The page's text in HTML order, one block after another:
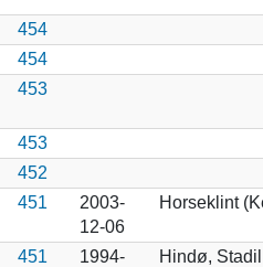
454
454
453
453
452
451
2003-
12-06
Horseklint
451
1994-
Hindø,